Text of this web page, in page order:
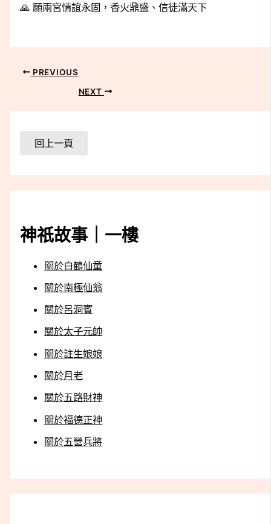
神祇故事｜一樓
關於白鶴仙童
關於南極仙翁
關於呂洞賓
關於太子元帥
關於註生娘娘
關於月老
關於五路財神
關於福德正神
關於五營兵將
🙏 願兩宮情誼永固，香火鼎盛、信徒滿天下
PREVIOUS
NEXT